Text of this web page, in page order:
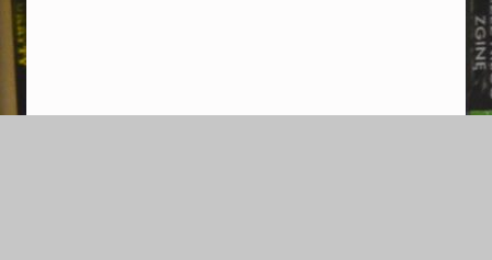
Nawigacja wpisu